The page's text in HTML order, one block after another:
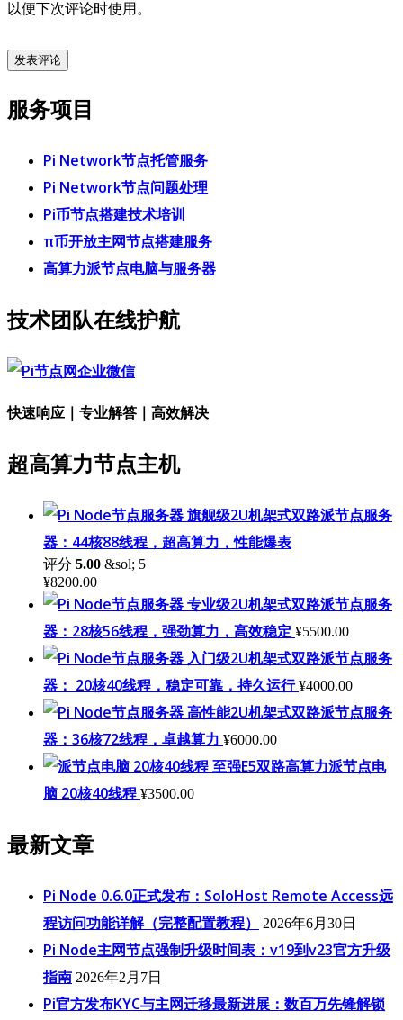
以便下次评论时使用。
服务项目
Pi Network节点托管服务
Pi Network节点问题处理
Pi币节点搭建技术培训
π币开放主网节点搭建服务
高算力派节点电脑与服务器
技术团队在线护航
快速响应｜专业解答｜高效解决
超高算力节点主机
旗舰级2U机架式双路派节点服务
器：44核88线程，超高算力，性能爆表
评分 5.00 &sol; 5
¥8200.00
专业级2U机架式双路派节点服务
器：28核56线程，强劲算力，高效稳定 ¥5500.00
入门级2U机架式双路派节点服务
器： 20核40线程，稳定可靠，持久运行 ¥4000.00
高性能2U机架式双路派节点服务
器：36核72线程，卓越算力 ¥6000.00
至强E5双路高算力派节点电
脑 20核40线程 ¥3500.00
最新文章
Pi Node 0.6.0正式发布：SoloHost Remote Access远
程访问功能详解（完整配置教程）
2026年6月30日
Pi Node主网节点强制升级时间表：v19到v23官方升级
指南 2026年2月7日
Pi官方发布KYC与主网迁移最新进展：数百万先锋解锁